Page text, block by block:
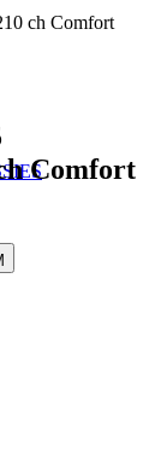
ch Comfort
Comfort